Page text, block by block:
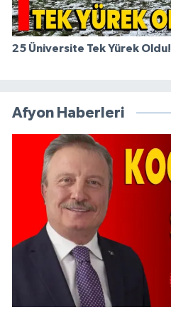
25 Üniversite Tek Yürek Oldu!
Afyon Haberleri